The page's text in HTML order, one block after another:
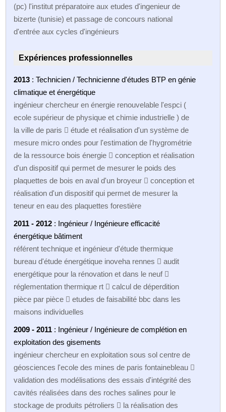
(pc) l'institut préparatoire aux etudes d'ingenieur de
bizerte (tunisie) et passage de concours national
d'entrée aux cycles d'ingénieurs
Expériences professionnelles
2013 : Technicien / Technicienne d'études BTP en génie
climatique et énergétique
ingénieur chercheur en énergie renouvelable l'espci (
ecole supérieur de physique et chimie industrielle ) de
la ville de paris  étude et réalisation d'un système de
mesure micro ondes pour l'estimation de l'hygrométrie
de la ressource bois énergie  conception et réalisation
d'un dispositif qui permet de mesurer le poids des
plaquettes de bois en aval d'un broyeur  conception et
réalisation d'un dispositif qui permet de mesurer la
teneur en eau des plaquettes forestière
2011 - 2012 : Ingénieur / Ingénieure efficacité
énergétique bâtiment
référent technique et ingénieur d'étude thermique
bureau d'étude énergétique inoveha rennes  audit
energétique pour la rénovation et dans le neuf 
réglementation thermique rt  calcul de déperdition
pièce par pièce  etudes de faisabilité bbc dans les
maisons individuelles
2009 - 2011 : Ingénieur / Ingénieure de complétion en
exploitation des gisements
ingénieur chercheur en exploitation sous sol centre de
géosciences l'ecole des mines de paris fontainebleau 
validation des modélisations des essais d'intégrité des
cavités réalisées dans des roches salines pour le
stockage de produits pétroliers  la réalisation des